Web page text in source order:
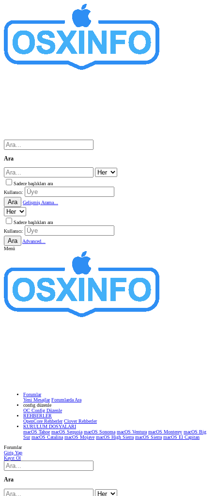
Ara
Sadece başlıkları ara
Kullanıcı:
Ara Gelişmiş Arama...
Sadece başlıkları ara
Kullanıcı:
Ara
Advanced...
Menü
Forumlar
Yeni Mesajlar Forumlarda Ara
confıg düzenle
OC Config Düzenle
REHBERLER
OpenCore Rehberler Clover Rehberler
KURULUM DOSYALARI
macOS Tahoe macOS Sequoia macOS Sonoma macOS Ventura macOS Monterey macOS Big
Sur macOS Catalina macOS Mojave macOS High Sierra macOS Sierra macOS El Capitan
Forumlar
Giriş Yap
Kayıt Ol
Ara